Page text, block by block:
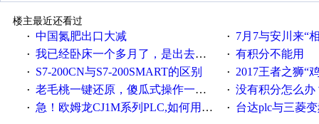
楼主最近还看过
· 中国氮肥出口大减 · 7月7与安川来“
· 我已经卧床一个多月了，是出去安装机械手在高速遭遇车祸所致:大家工作都要特别注意啊 · 有积分不能用
· S7-200CN与S7-200SMART的区别 · 2017王者之狮“鸡”情签到
· 老毛桃一键还原，傻瓜式操作一键轻松备份还原；程序为向导式安装，一键即可实现自动备份或还原系统。 · 没有积分怎么办
· 急！欧姆龙CJ1M系列PLC,如何用时间控制变频器。要求时间在组态王中可以自由输入！拜托各位大神了！ · 台达plc与三菱